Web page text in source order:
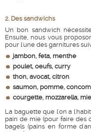
2. Des sandwichs
Un bon sandwich
Ensuite, nous vous
pour l'une des garnitures
jambon, feta, menthe
poulet, oeufs, curry
thon, avocat, citron
saumon, pomme,
courgette, mozzarella,
La baguette que l'on a
pain de mie (pour faire des
bagels (pains en forme